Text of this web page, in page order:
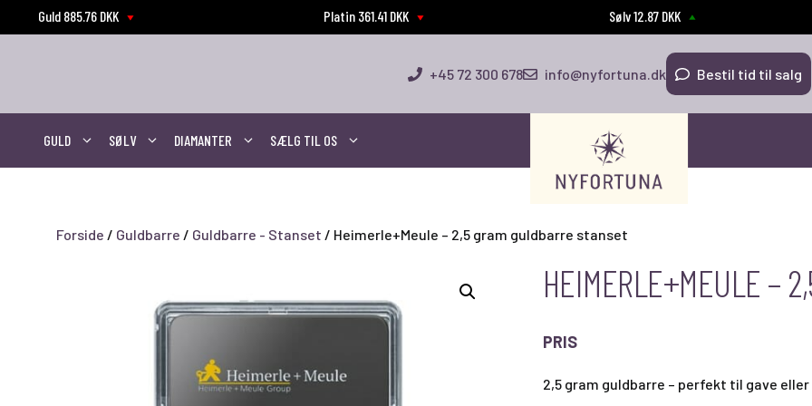
til
Guld 885.76 DKK Platin 361.41 DKK Sølv 12.87 DKK
+45 72 300 678 info@nyfortuna.dk Bestil tid til salg
GULD SØLV DIAMANTER SÆLG TIL OS
Forside / Guldbarre / Guldbarre - Stanset / Heimerle+Meule – 2,5 gram guldbarre stanset
HEIMERLE+MEULE –
PRIS
2,5 gram guldbarre – perfekt til gave